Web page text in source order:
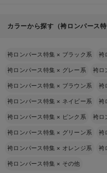
カラーから探す（袴ロンパース特
袴ロンパース特集 × ブラック系 袴
袴ロンパース特集 × グレー系 袴ロ
袴ロンパース特集 × ブラウン系 袴
袴ロンパース特集 × ネイビー系 袴
袴ロンパース特集 × ピンク系 袴ロ
袴ロンパース特集 × グリーン系 袴
袴ロンパース特集 × オレンジ系 袴
袴ロンパース特集 × その他